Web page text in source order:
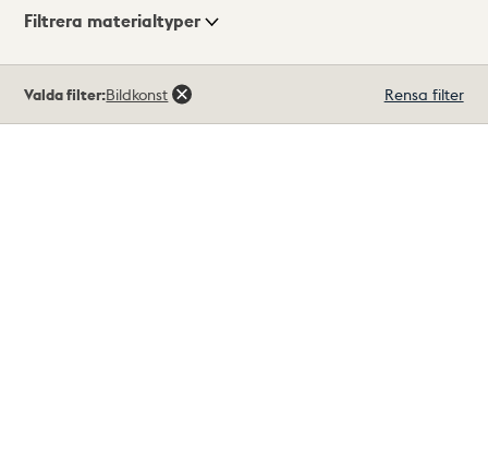
Visningsläge
Filtrera materialtyper
träffar
Valda filter:Bildkonst Rensa filter